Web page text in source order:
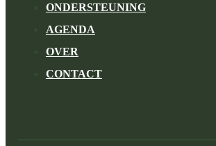
ONDERSTEUNING
AGENDA
OVER
CONTACT